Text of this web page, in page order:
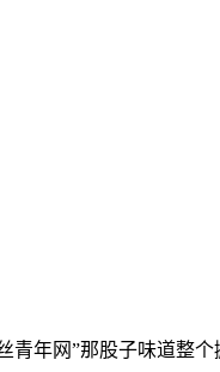
青年网”那股子味道整